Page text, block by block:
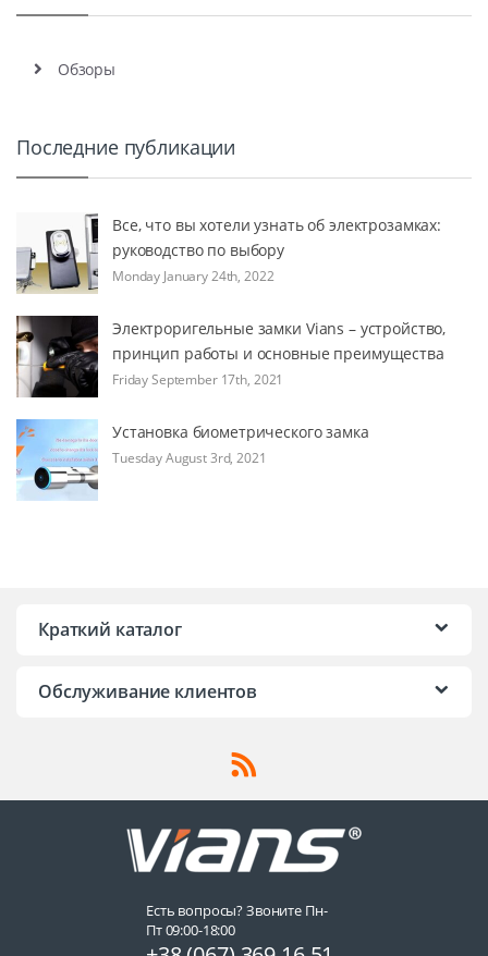
Обзоры
Последние публикации
Все, что вы хотели узнать об электрозамках:
руководство по выбору
Monday January 24th, 2022
Электроригельные замки Vians – устройство,
принцип работы и основные преимущества
Friday September 17th, 2021
Установка биометрического замка
Tuesday August 3rd, 2021
Краткий каталог
Обслуживание клиентов
Есть вопросы? Звоните Пн-
Пт 09:00-18:00